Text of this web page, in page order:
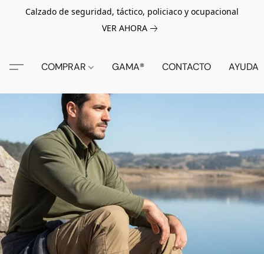
Calzado de seguridad, táctico, policiaco y ocupacional
VER AHORA
COMPRAR GAMA® CONTACTO AYUDA